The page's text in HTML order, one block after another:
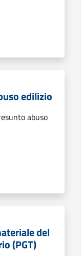
edilizio
abuso
del
(PGT)